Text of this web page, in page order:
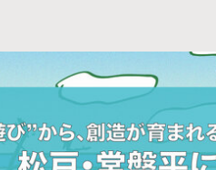
カテゴリーから探